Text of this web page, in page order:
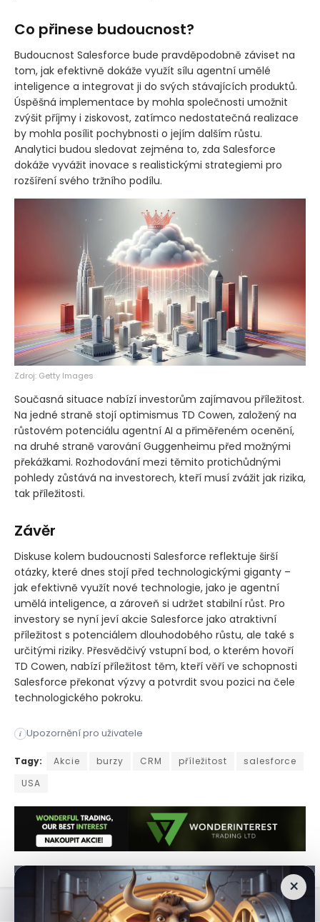
Co přinese budoucnost?
Budoucnost Salesforce bude pravděpodobně záviset na
tom, jak efektivně dokáže využít sílu agentní umělé
inteligence a integrovat ji do svých stávajících produktů.
Úspěšná implementace by mohla společnosti umožnit
zvýšit příjmy i ziskovost, zatímco nedostatečná realizace
by mohla posílit pochybnosti o jejím dalším růstu.
Analytici budou sledovat zejména to, zda Salesforce
dokáže vyvážit inovace s realistickými strategiemi pro
rozšíření svého tržního podílu.
Zdroj: Getty Images
Současná situace nabízí investorům zajímavou příležitost.
Na jedné straně stojí optimismus TD Cowen, založený na
růstovém potenciálu agentní AI a přiměřeném ocenění,
na druhé straně varování Guggenheimu před možnými
překážkami. Rozhodování mezi těmito protichůdnými
pohledy zůstává na investorech, kteří musí zvážit jak rizika,
tak příležitosti.
Závěr
Diskuse kolem budoucnosti Salesforce reflektuje širší
otázky, které dnes stojí před technologickými giganty –
jak efektivně využít nové technologie, jako je agentní
umělá inteligence, a zároveň si udržet stabilní růst. Pro
investory se nyní jeví akcie Salesforce jako atraktivní
příležitost s potenciálem dlouhodobého růstu, ale také s
určitými riziky. Přesvědčivý vstupní bod, o kterém hovoří
TD Cowen, nabízí příležitost těm, kteří věří ve schopnosti
Salesforce překonat výzvy a potvrdit svou pozici na čele
technologického pokroku.
i Upozornění pro uživatele
Společnost Salesforce, přední hráč na trhu softwaru pro
Tagy: Akcie burzy CRM příležitost
salesforce
USA
×